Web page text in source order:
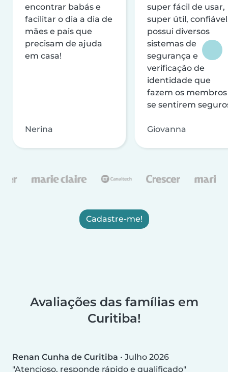
encontrar babás e
facilitar o dia a dia de
mães e pais que
precisam de ajuda
em casa!
Nerina
super fácil de usar,
super útil,
possui diversos
sistemas de
segurança e
verificação de
identidade que
fazem os membros
se sentirem
Giovanna
Cadastre-me!
Avaliações das famílias em
Curitiba!
Renan Cunha de Curitiba • Julho 2026
Atencioso, responde rápido e qualificado